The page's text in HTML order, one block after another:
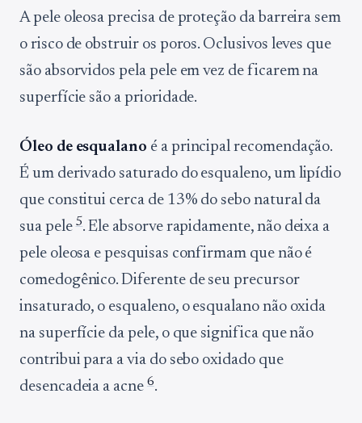
A pele oleosa precisa de proteção da barreira sem
o risco de obstruir os poros. Oclusivos leves que
são absorvidos pela pele em vez de ficarem na
superfície são a prioridade.
Óleo de esqualano é a principal recomendação.
É um derivado saturado do esqualeno, um lipídio
que constitui cerca de 13% do sebo natural da
sua pele 5. Ele absorve rapidamente, não deixa a
pele oleosa e pesquisas confirmam que não é
comedogênico. Diferente de seu precursor
insaturado, o esqualeno, o esqualano não oxida
na superfície da pele, o que significa que não
contribui para a via do sebo oxidado que
desencadeia a acne 6.